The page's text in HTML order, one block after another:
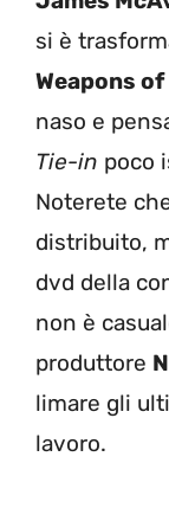
si è
Weapons
naso e
Tie-in poco
Noterete
distribuito,
dvd della
non è
produttore
limare gli
lavoro.